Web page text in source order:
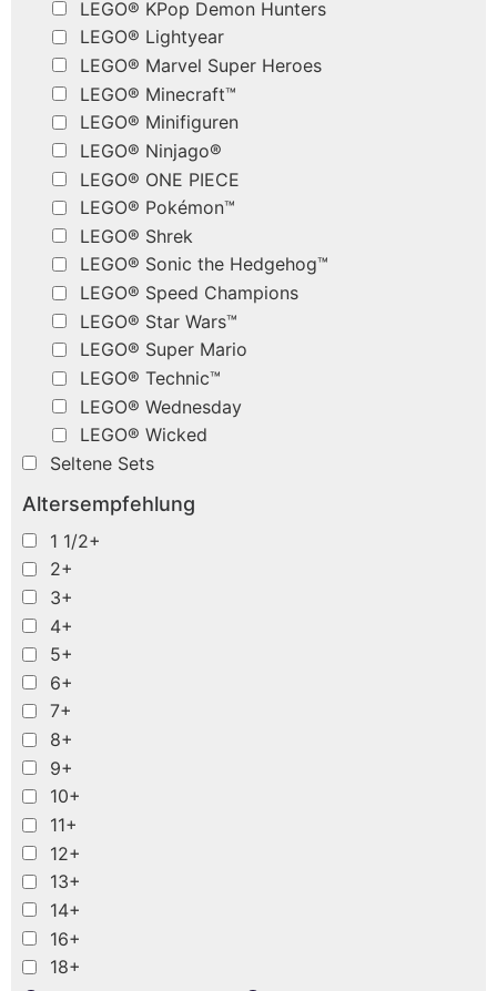
LEGO® KPop Demon Hunters
LEGO® Lightyear
LEGO® Marvel Super Heroes
LEGO® Minecraft™
LEGO® Minifiguren
LEGO® Ninjago®
LEGO® ONE PIECE
LEGO® Pokémon™
LEGO® Shrek
LEGO® Sonic the Hedgehog™
LEGO® Speed Champions
LEGO® Star Wars™
LEGO® Super Mario
LEGO® Technic™
LEGO® Wednesday
LEGO® Wicked
Seltene Sets
Altersempfehlung
1 1/2+
2+
3+
4+
5+
6+
7+
8+
9+
10+
11+
12+
13+
14+
16+
18+